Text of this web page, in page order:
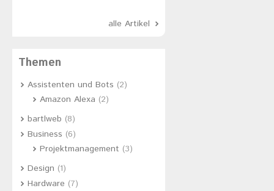
alle Artikel
Themen
Assistenten und Bots (2)
Amazon Alexa (2)
bartlweb (8)
Business (6)
Projektmanagement (3)
Design (1)
Hardware (7)